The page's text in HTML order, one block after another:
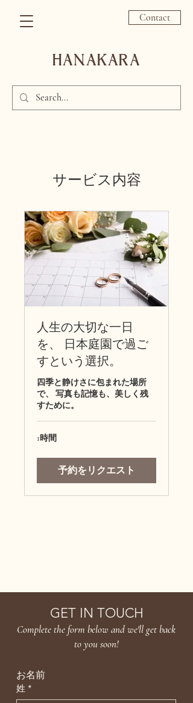
Contact
HANAKARA
サービス内容
人生の大切な一日
を、 日本庭園で過ご
すという選択。
四季と静けさに包まれた場所
で、 写真も記憶も、美しく残
すために。
1時間
予約をリクエスト
GET IN TOUCH
Complete the form below and we'll get back
to you soon!
お名前
姓 *